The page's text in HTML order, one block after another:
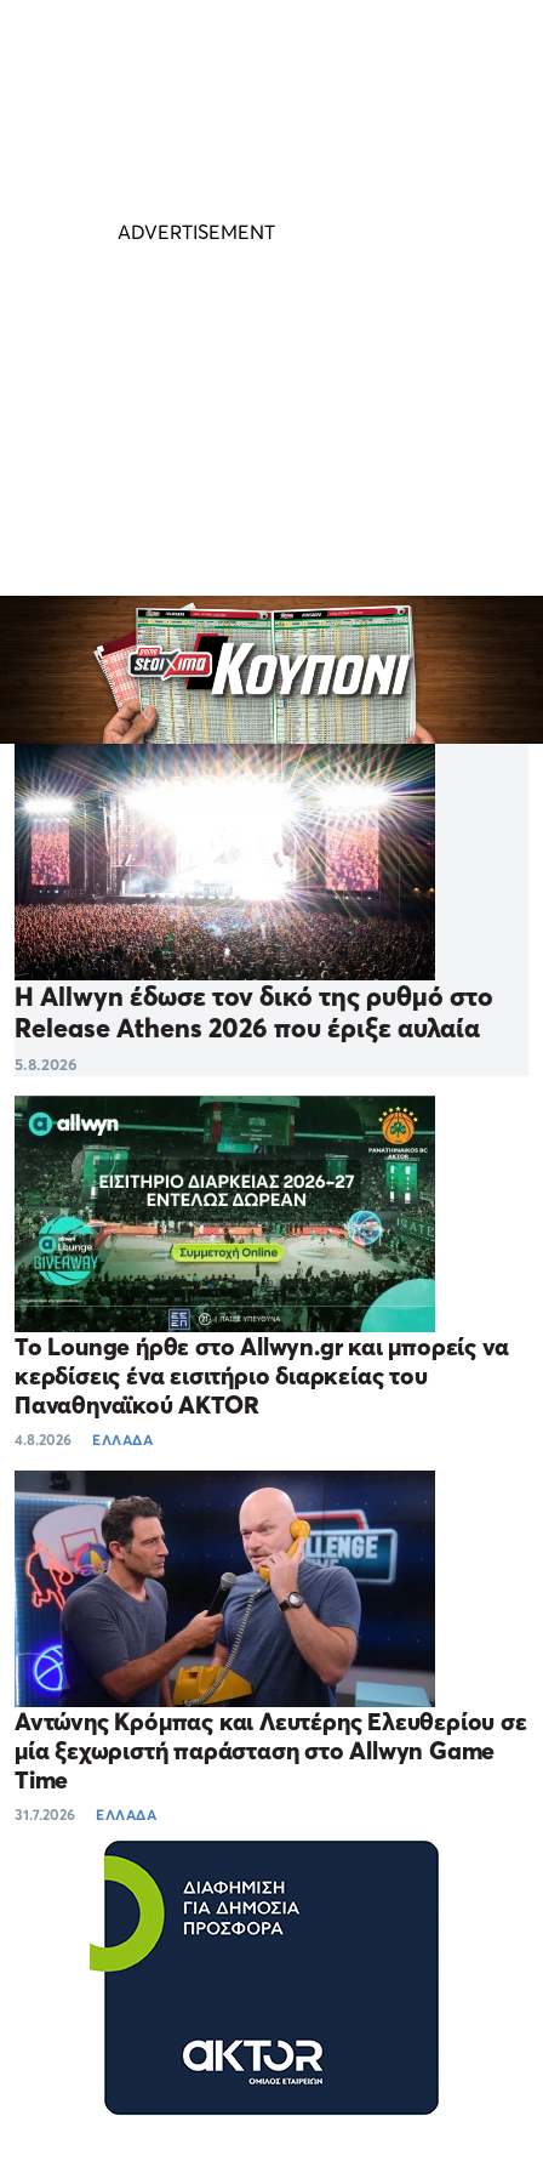
Η Allwyn έδωσε τον δικό της ρυθμό στο
Release Athens 2026 που έριξε αυλαία
5.8.2026
Το Lounge ήρθε στο Allwyn.gr και μπορείς να
κερδίσεις ένα εισιτήριο διαρκείας του
Παναθηναϊκού AKTOR
4.8.2026 ΕΛΛΑΔΑ
Αντώνης Κρόμπας και Λευτέρης Ελευθερίου σε
μία ξεχωριστή παράσταση στο Allwyn Game
Time
31.7.2026 ΕΛΛΑΔΑ